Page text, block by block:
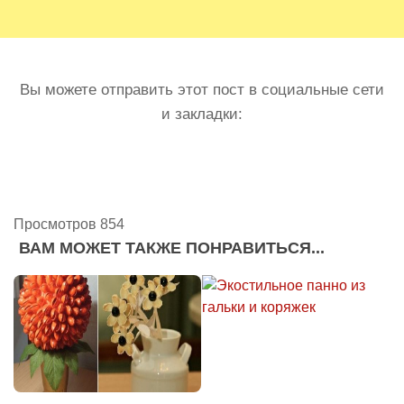
Вы можете отправить этот пост в социальные сети
и закладки:
Просмотров 854
ВАМ МОЖЕТ ТАКЖЕ ПОНРАВИТЬСЯ...